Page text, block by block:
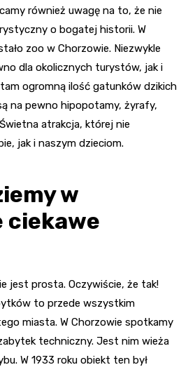
również uwagę na to, że nie
o bogatej historii. W
zoo w Chorzowie. Niezwykle
dla okolicznych turystów, jak i
ogromną ilość gatunków dzikich
na pewno hipopotamy, żyrafy,
atrakcja, której nie
jak i naszym dzieciom.
w
ciekawe
jest prosta. Oczywiście, że tak!
to przede wszystkim
miasta. W Chorzowie spotkamy
techniczny. Jest nim wieża
W 1933 roku obiekt ten był